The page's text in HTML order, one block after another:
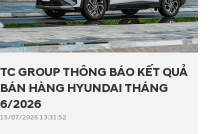
TC GROUP THÔNG BÁO KẾT QUẢ
BÁN HÀNG HYUNDAI THÁNG
6/2026
15/07/2026 13:31:52